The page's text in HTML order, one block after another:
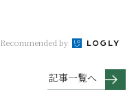
Recommended by
記事一覧へ